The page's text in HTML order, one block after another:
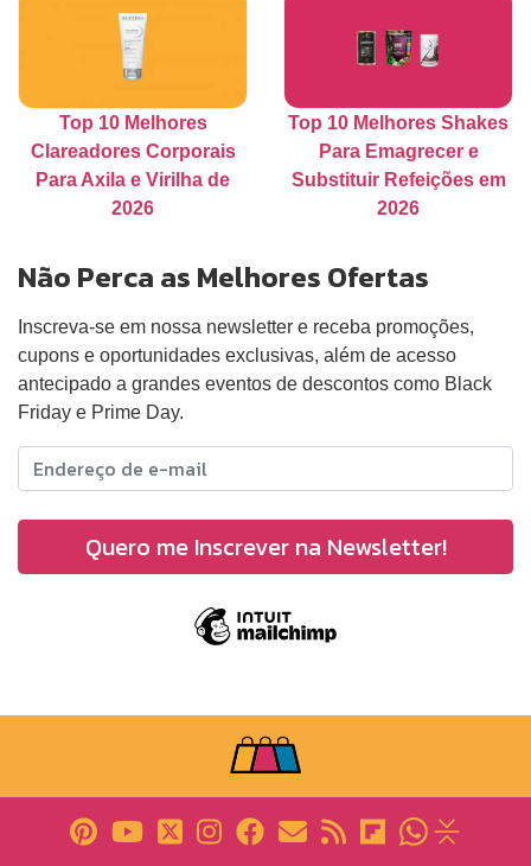
Top 10 Melhores
Clareadores Corporais
Para Axila e Virilha de
2026
Top 10 Melhores Shakes
Para Emagrecer e
Substituir Refeições em
2026
Não Perca as Melhores Ofertas
Inscreva-se em nossa newsletter e receba promoções,
cupons e oportunidades exclusivas, além de acesso
antecipado a grandes eventos de descontos como Black
Friday e Prime Day.